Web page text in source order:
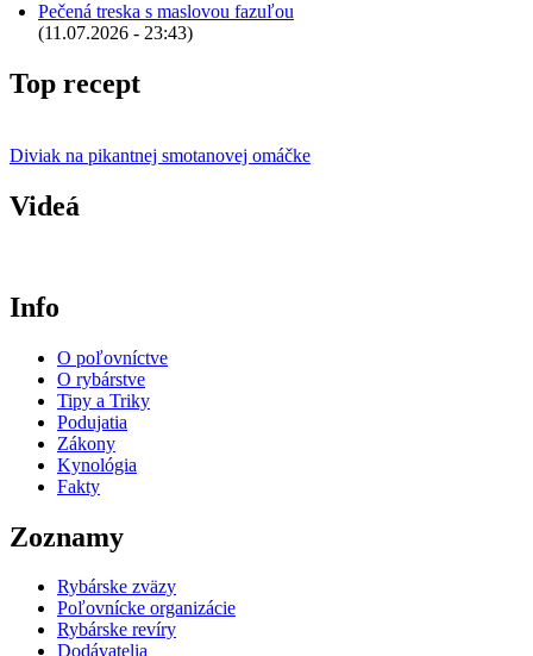
Pečená treska s maslovou fazuľou
(11.07.2026 - 23:43)
Top recept
Diviak na pikantnej smotanovej omáčke
Videá
Info
O poľovníctve
O rybárstve
Tipy a Triky
Podujatia
Zákony
Kynológia
Fakty
Zoznamy
Rybárske zväzy
Poľovnícke organizácie
Rybárske revíry
Dodávatelia